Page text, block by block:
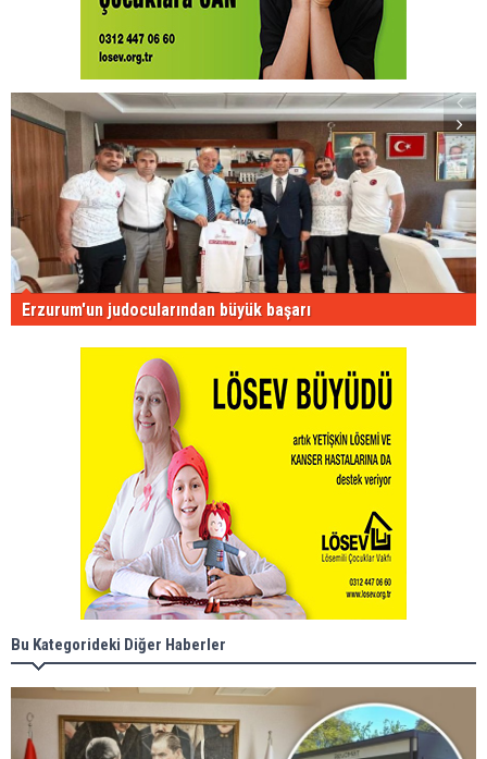
Erzurum'un judocularından büyük başarı
Bu Kategorideki Diğer Haberler